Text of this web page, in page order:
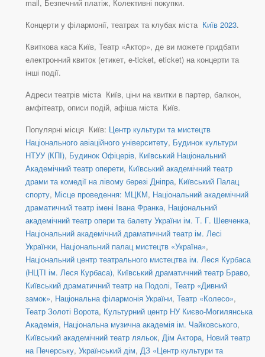
mail, Безпечний платіж, Колективні покупки.
Концерти у філармонії, театрах та клубах міста Київ 2023.
Квиткова каса Київ, Театр «Актор», де ви можете придбати
електронний квиток (етикет, e-ticket, eticket) на концерти та
інші події.
Адреси театрів міста Київ, ціни на квитки в партер, балкон,
амфітеатр, описи подій, афіша міста Київ.
Популярні місця Київ: Центр культури та мистецтв
Національного авіаційного університету, Будинок культури
НТУУ (КПІ), Будинок Офіцерів, Київський Національний
Академічний театр оперети, Київський академічний театр
драми та комедії на лівому березі Дніпра, Київський Палац
спорту, Місце проведення: МЦКМ, Національний академічний
драматичний театр імені Івана Франка, Національний
академічний театр опери та балету України ім. Т. Г. Шевченка,
Національний академічний драматичний театр ім. Лесі
Українки, Національний палац мистецтв «Україна»,
Національний центр театрального мистецтва ім. Леся Курбаса
(НЦТІ ім. Леся Курбаса), Київський драматичний театр Браво,
Київський драматичний театр на Подолі, Театр «Дивний
замок», Національна філармонія України, Театр «Колесо»,
Театр Золоті Ворота, Культурний центр НУ Києво-Могилянська
Академія, Національна музична академія ім. Чайковського,
Київський академічний театр ляльок, Дім Актора, Новий театр
на Печерську, Український дім, ДЗ «Центр культури та